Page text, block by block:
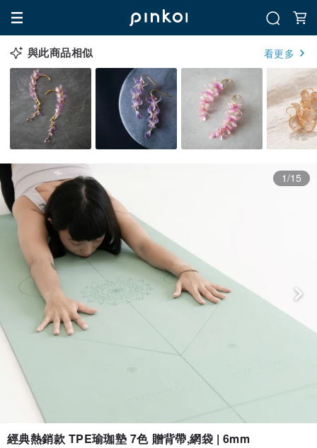
與此商品相似 看更多
1/15
經典熱銷款 TPE瑜珈墊 7色 贈背帶,網袋 | 6mm